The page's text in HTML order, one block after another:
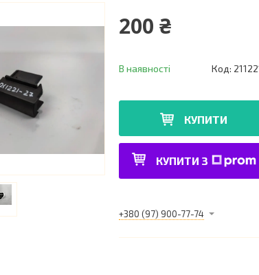
200 ₴
В наявності Код:
КУПИТИ
КУПИТИ З
+380 (97) 900-77-74